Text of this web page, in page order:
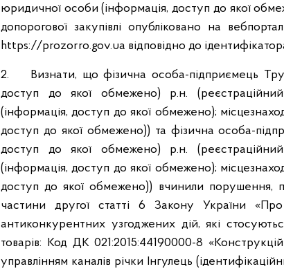
юридичної особи (інформація, доступ до якої
допорогової закупівлі опубліковано на
https://prozorro.gov.ua відповідно до
2. Визнати, що фізична особа-підприємець
доступ до якої обмежено) р.н.
(інформація, доступ до якої обмежено);
доступ до якої обмежено)) та фізична особа-
доступ до якої обмежено) р.н.
(інформація, доступ до якої обмежено);
доступ до якої обмежено)) вчинили порушення,
частини другої статті 6 Закону України «Про
антиконкурентних узгоджених дій, які
товарів: Код ДК 021:2015:44190000-8
управлінням каналів річки Інгулець